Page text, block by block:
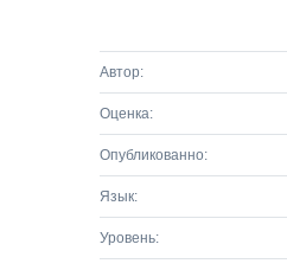
Автор:
Оценка:
Опубликованно:
Язык:
Уровень: